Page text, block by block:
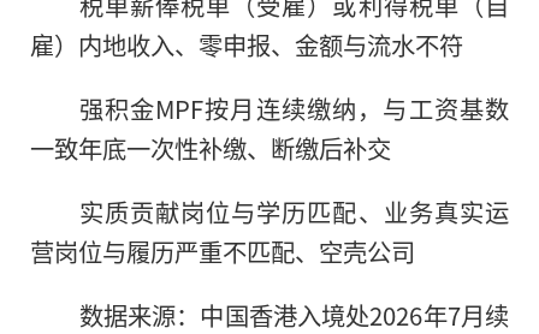
雇）内地收入、零申报、金额与流水不符
强积金MPF按月连续缴纳，与工资基数
一致年底一次性补缴、断缴后补交
实质贡献岗位与学历匹配、业务真实运
营岗位与履历严重不匹配、空壳公司
数据来源：中国香港入境处2026年7月续